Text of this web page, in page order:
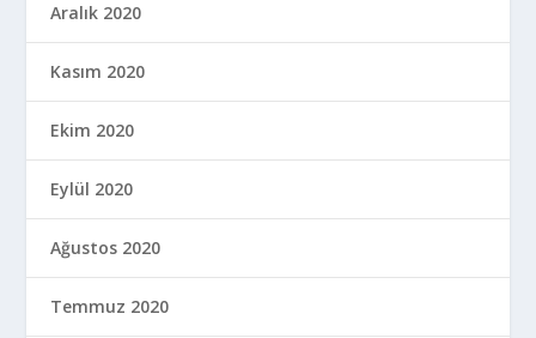
Aralık 2020
Kasım 2020
Ekim 2020
Eylül 2020
Ağustos 2020
Temmuz 2020